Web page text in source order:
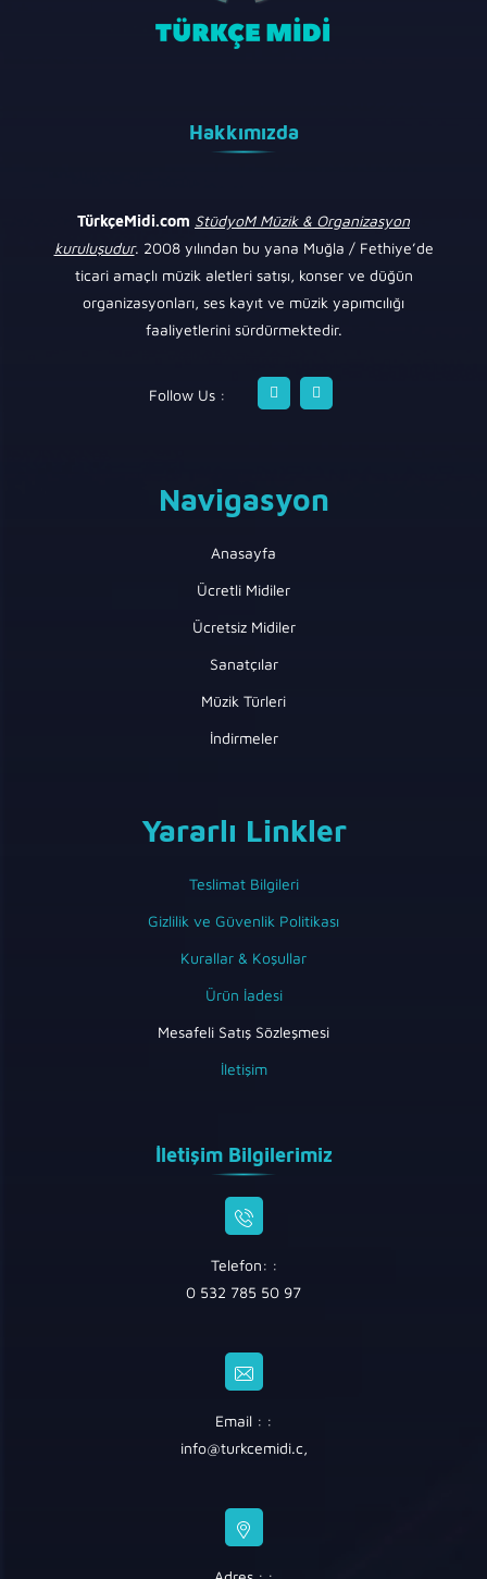
Hakkımızda
TürkçeMidi.com StüdyoM Müzik & Organizasyon
kuruluşudur. 2008 yılından bu yana Muğla / Fethiye’de
ticari amaçlı müzik aletleri satışı, konser ve düğün
organizasyonları, ses kayıt ve müzik yapımcılığı
faaliyetlerini sürdürmektedir.
Follow Us :
Navigasyon
Anasayfa
Ücretli Midiler
Ücretsiz Midiler
Sanatçılar
Müzik Türleri
İndirmeler
Yararlı Linkler
Teslimat Bilgileri
Gizlilik ve Güvenlik Politikası
Kurallar & Koşullar
Ürün İadesi
Mesafeli Satış Sözleşmesi
İletişim
İletişim Bilgilerimiz
Telefon: :
0 532 785 50 97
Email : :
info@turkcemidi.c,